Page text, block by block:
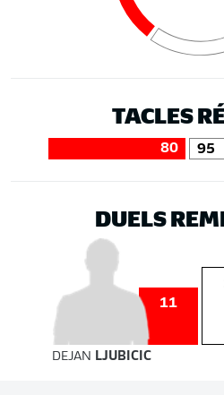
TACLES
80 95
DUELS
11
DEJAN LJUBICIC